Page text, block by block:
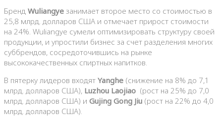
Бренд Wuliangye занимает второе место со стоимостью в
25,8 млрд. долларов США и отмечает прирост стоимости
на 24%. Wuliangye сумели оптимизировать структуру своей
продукции, и упростили бизнес за счет разделения многих
суббрендов, сосредоточившись на рынке
высококачественных спиртных напитков.
В пятерку лидеров входят Yanghe (снижение на 8% до 7,1
млрд. долларов США), Luzhou Laojiao (рост на 25% до 7,0
млрд. долларов США) и Gujing Gong Jiu (рост на 22% до 4,0
млрд. долларов США).